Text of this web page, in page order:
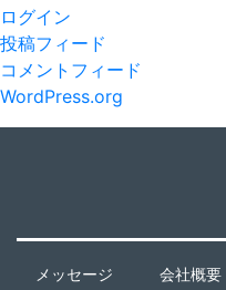
ログイン
投稿フィード
コメントフィード
WordPress.org
メッセージ 会社概要